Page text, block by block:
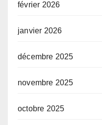
février 2026
janvier 2026
décembre 2025
novembre 2025
octobre 2025